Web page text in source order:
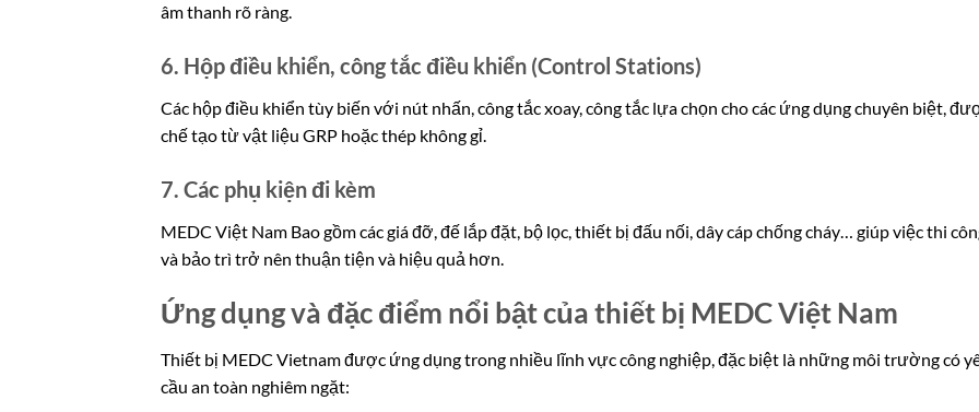
âm thanh rõ ràng.
6. Hộp điều khiển, công tắc điều khiển (Control Stations)
Các hộp điều khiển tùy biến với nút nhấn, công tắc xoay, công tắc lựa chọn cho các ứng dụng chuyên biệt,
chế tạo từ vật liệu GRP hoặc thép không gỉ.
7. Các phụ kiện đi kèm
MEDC Việt Nam Bao gồm các giá đỡ, đế lắp đặt, bộ lọc, thiết bị đấu nối, dây cáp chống cháy… giúp việc thi
và bảo trì trở nên thuận tiện và hiệu quả hơn.
Ứng dụng và đặc điểm nổi bật của thiết bị MEDC Việt Nam
Thiết bị MEDC Vietnam được ứng dụng trong nhiều lĩnh vực công nghiệp, đặc biệt là những môi trường có
cầu an toàn nghiêm ngặt: